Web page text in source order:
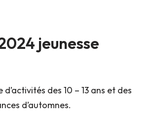
jeunesse
des 10 – 13 ans et des
d’automnes.